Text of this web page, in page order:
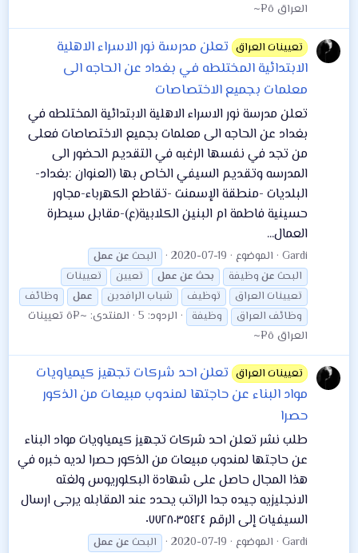
العراق ô¤~
تعيينات العراق تعلن مدرسة نور الاسراء الاهلية
الابتدائية المختلطه في بغداد عن الحاجه الى
معلمات بجميع الاختصاصات
تعلن مدرسة نور الاسراء الاهلية الابتدائية المختلطه في
بغداد عن الحاجه الى معلمات بجميع الاختصاصات فعلى
من تجد في نفسها الرغبه في التقديم الحضور الى
المدرسه وتقديم السيفي الخاص بها (العنوان :بغداد-
البلديات -منطقة الإسمنت -تقاطع الكهرباء-مجاور
حسينية فاطمة ام البنين الكلابية(ع)-مقابل سيطرة
العمال...
Gardi الموضوع 2020-07-19 البحث عن عمل
البحث عن وظيفة بحث عن عمل تعيين
تعيينات
تعيينات العراق
توظيف شباب الرافدين عمل
وظائف
وظائف العراق
وظيفة الردود: 5 المنتدى:
~¤ô تعيينات
العراق ô¤~
تعيينات العراق تعلن احد شركات تجهيز كيمياويات
مواد البناء عن حاجتها لمندوب مبيعات من الذكور
حصرا
طلب نشر تعلن احد شركات تجهيز كيمياويات مواد البناء
عن حاجتها لمندوب مبيعات من الذكور حصرا لديه خبره في
هذا المجال حاصل على شهادة البكلوريوس ولغته
الانجليزيه جيده جدا الراتب يحدد عند المقابله يرجى ارسال
السيفيات إلى الرقم ٠٧٧٢٨٠٣٥٤٢٤
Gardi الموضوع 2020-07-19 البحث عن عمل